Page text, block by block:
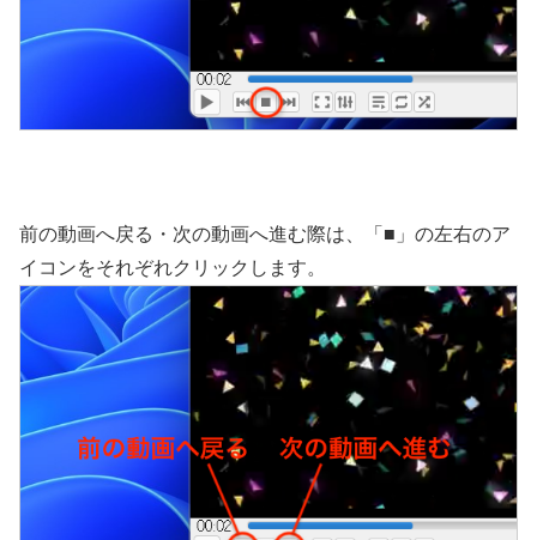
前の動画へ戻る・次の動画へ進む際は、「■」の左右のア
イコンをそれぞれクリックします。